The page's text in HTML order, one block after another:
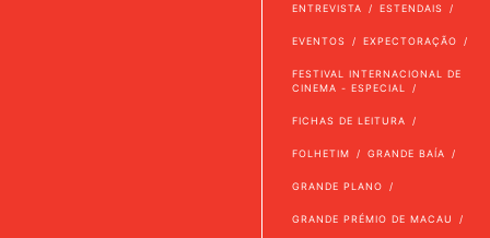
ENTREVISTA ESTENDAIS
EVENTOS EXPECTORAÇÃO
FESTIVAL INTERNACIONAL DE
CINEMA - ESPECIAL
FICHAS DE LEITURA
FOLHETIM GRANDE BAÍA
GRANDE PLANO
GRANDE PRÉMIO DE MACAU